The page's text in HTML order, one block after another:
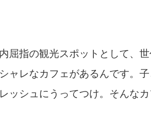
屈指の観光スポットとして、
ャレなカフェがあるんです。
ッシュにうってつけ。そんな